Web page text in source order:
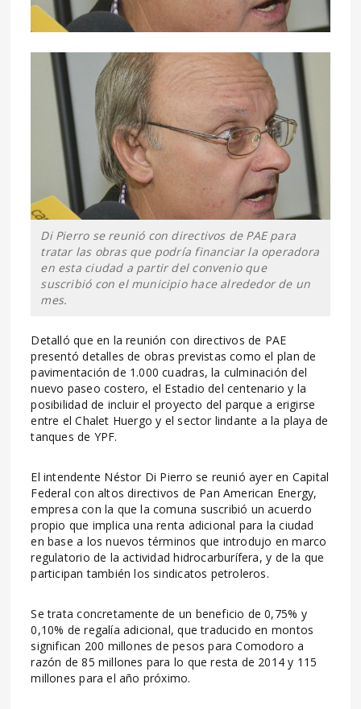
Di Pierro se reunió con directivos de PAE para
tratar las obras que podría financiar la operadora
en esta ciudad a partir del convenio que
suscribió con el municipio hace alrededor de un
mes.
Detalló que en la reunión con directivos de PAE
presentó detalles de obras previstas como el plan de
pavimentación de 1.000 cuadras, la culminación del
nuevo paseo costero, el Estadio del centenario y la
posibilidad de incluir el proyecto del parque a erigirse
entre el Chalet Huergo y el sector lindante a la playa de
tanques de YPF.
El intendente Néstor Di Pierro se reunió ayer en Capital
Federal con altos directivos de Pan American Energy,
empresa con la que la comuna suscribió un acuerdo
propio que implica una renta adicional para la ciudad
en base a los nuevos términos que introdujo en marco
regulatorio de la actividad hidrocarburífera, y de la que
participan también los sindicatos petroleros.
Se trata concretamente de un beneficio de 0,75% y
0,10% de regalía adicional, que traducido en montos
significan 200 millones de pesos para Comodoro a
razón de 85 millones para lo que resta de 2014 y 115
millones para el año próximo.